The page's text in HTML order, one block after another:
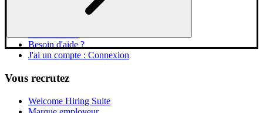
Jobs par type d'entreprise
Besoin d'aide ?
J'ai un compte : Connexion
Vous recrutez
Welcome Hiring Suite